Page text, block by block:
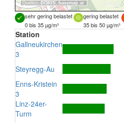
Quellen: DORIS, basemap.at
sehr gering belastet gering belastet
0 bis 35 µg/m³
35 bis 50 µg/m³
Station
Gallneukirchen
3
Steyregg-Au
Enns-Kristein
3
Linz-24er-
Turm